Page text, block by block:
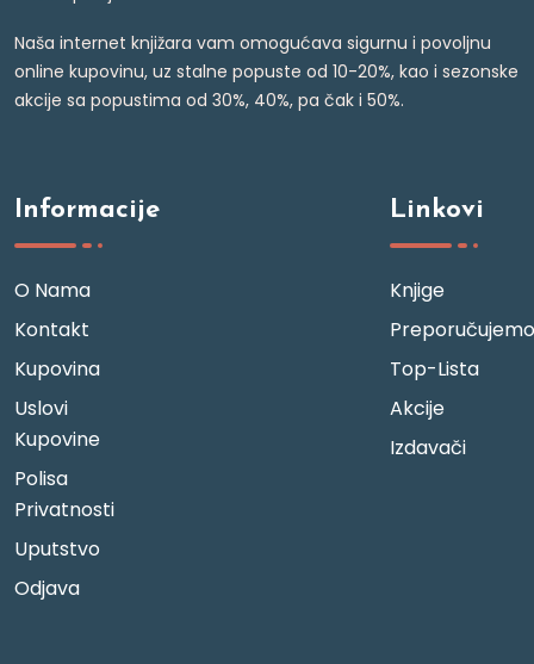
Naša internet knjižara vam omogućava sigurnu i povoljnu
online kupovinu, uz stalne popuste od 10-20%, kao i sezonske
akcije sa popustima od 30%, 40%, pa čak i 50%.
Informacije
O Nama
Kontakt
Kupovina
Uslovi
Kupovine
Polisa
Privatnosti
Uputstvo
Odjava
Linkovi
Knjige
Preporučujemo
Top-Lista
Akcije
Izdavači